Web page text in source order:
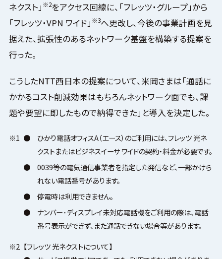
ネクスト」 ※2をアクセス回線に、「フレッツ・グループ」から
「フレッツ・VPN ワイド」 ※3へ更改し、今後の事業計画を見
据えた、拡張性のあるネットワーク基盤を構築する提案を
行った。
こうしたNTT西日本の提案について、米岡さまは「通話に
かかるコスト削減効果はもちろんネットワーク面でも、課
題や要望に即したもので納得できた」と導入を決定した。
※1 ●
ひかり電話オフィスA（エース）のご利用には、フレッツ 光ネ
クストまたはビジネスイーサ ワイドの契約・料金が必要です。
●
0039等の電気通信事業者を指定した発信など、一部かけら
れない電話番号があります。
●
停電時は利用できません。
●
ナンバー･ディスプレイ未対応電話機をご利用の際は、電話
番号表示ができず、また通話できない場合等があります。
※2 【フレッツ 光ネクストについて】